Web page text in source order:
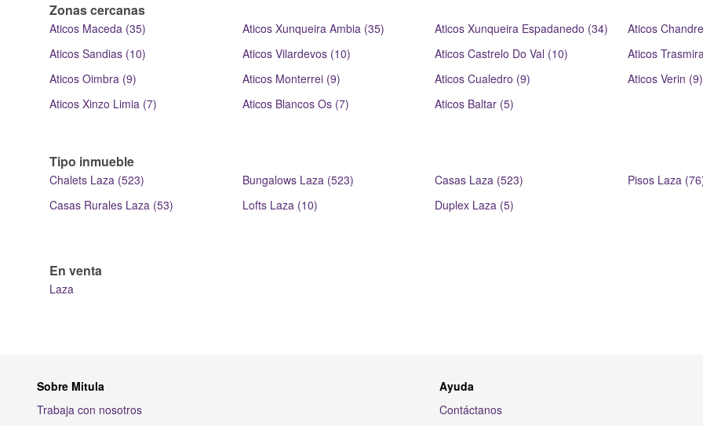
Zonas cercanas
Aticos Maceda (35) Aticos Xunqueira Ambia (35) Aticos Xunqueira Espadanedo (34) Aticos
Aticos Sandias (10)
Aticos Vilardevos (10) Aticos Castrelo Do Val (10) Aticos
Aticos Oimbra (9)
Aticos Monterrei (9) Aticos Cualedro (9) Aticos Verin (9)
Aticos Xinzo Limia (7)
Aticos Blancos Os (7) Aticos Baltar (5)
Tipo inmueble
Chalets Laza (523) Bungalows Laza (523) Casas Laza (523) Pisos Laza
Casas Rurales Laza (53)
Lofts Laza (10) Duplex Laza (5)
En venta
Laza
Sobre Mitula
Trabaja con nosotros
Ayuda
Contáctanos